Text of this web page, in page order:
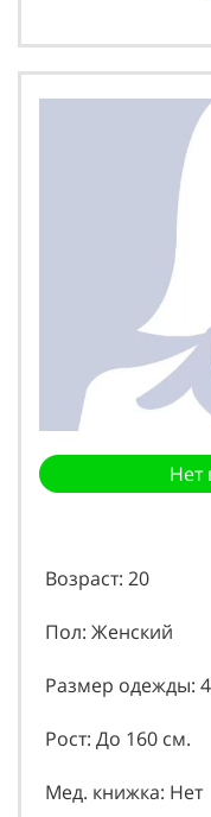
Нет
Возраст: 20
Пол: Женский
Размер одежды:
Рост: До 160 см.
Мед. книжка: Нет